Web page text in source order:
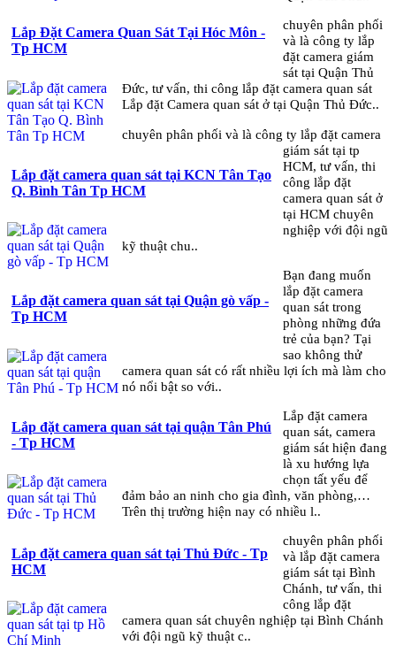
Lắp Đặt Camera Quan Sát Tại Hóc Môn -
Tp HCM
Lắp đặt camera quan sát tại KCN Tân Tạo
Q. Bình Tân Tp HCM
Lắp đặt camera quan sát tại Quận gò vấp -
Tp HCM
Lắp đặt camera quan sát tại quận Tân Phú
- Tp HCM
Lắp đặt camera quan sát tại Thủ Đức - Tp
HCM
chuyên phân phối
và là công ty lắp
đặt camera giám
sát tại Quận Thủ
Đức, tư vấn, thi công lắp đặt camera quan sát
Lắp đặt Camera quan sát ở tại Quận Thủ Đức..
chuyên phân phối và là công ty lắp đặt camera
giám sát tại tp
HCM, tư vấn, thi
công lắp đặt
camera quan sát ở
tại HCM chuyên
nghiệp với đội ngũ
kỹ thuật chu..
Bạn đang muốn
lắp đặt camera
quan sát trong
phòng những đứa
trẻ của bạn? Tại
sao không thử
camera quan sát có rất nhiều lợi ích mà làm cho
nó nổi bật so với..
Lắp đặt camera
quan sát, camera
giám sát hiện đang
là xu hướng lựa
chọn tất yếu để
đảm bảo an ninh cho gia đình, văn phòng,…
Trên thị trường hiện nay có nhiều l..
chuyên phân phối
và lắp đặt camera
giám sát tại Bình
Chánh, tư vấn, thi
công lắp đặt
camera quan sát chuyên nghiệp tại Bình Chánh
với đội ngũ kỹ thuật c..